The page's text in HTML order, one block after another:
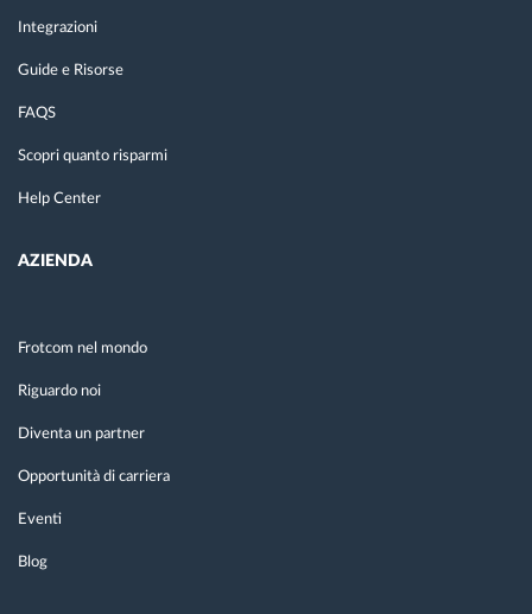
Integrazioni
Guide e Risorse
FAQS
Scopri quanto risparmi
Help Center
AZIENDA
Frotcom nel mondo
Riguardo noi
Diventa un partner
Opportunità di carriera
Eventi
Blog